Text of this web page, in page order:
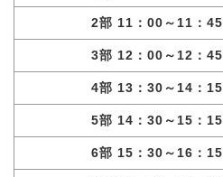
2部 11：00～11：45
3部 12：00～12：45
4部 13：30～14：15
5部 14：30～15：15
6部 15：30～16：15